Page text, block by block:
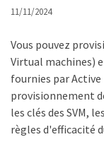
11/11/2024
Vous pouvez
Virtual machines)
fournies par Active
provisionnement
les clés des SVM,
règles d'efficacité